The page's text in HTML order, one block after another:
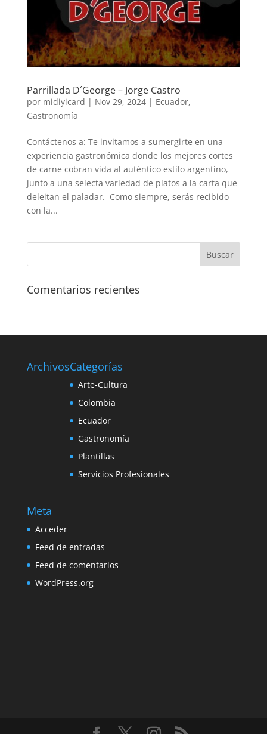
Parrillada D´George – Jorge Castro
por midiyicard | Nov 29, 2024| Ecuador,
Gastronomía
Contáctenos a: Te invitamos a sumergirte en una
experiencia gastronómica donde los mejores cortes
de carne cobran vida al auténtico estilo argentino,
junto a una selecta variedad de platos a la carta que
deleitan el paladar. Como siempre, serás recibido
con la...
Comentarios recientes
ArchivosCategorías
Arte-Cultura
Colombia
Ecuador
Gastronomía
Plantillas
Servicios Profesionales
Meta
Acceder
Feed de entradas
Feed de comentarios
WordPress.org